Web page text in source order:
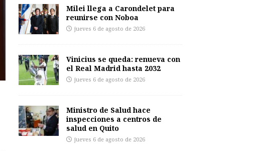
Milei llega a Carondelet para
reunirse con Noboa
jueves 6 de agosto de 2026
Vinicius se queda: renueva con
el Real Madrid hasta 2032
jueves 6 de agosto de 2026
Ministro de Salud hace
inspecciones a centros de
salud en Quito
jueves 6 de agosto de 2026